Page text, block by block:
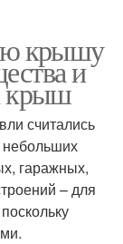
крышу
и
крыш
считались
гаражных,
– для